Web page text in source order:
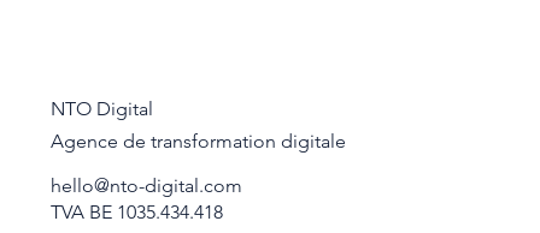
NTO Digital
Agence de transformation digitale
hello@nto-digital.com
TVA BE 1035.434.418